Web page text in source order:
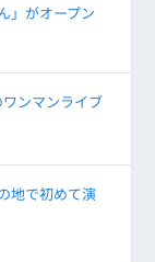
」がオープン
ンマンライブ
地で初めて演